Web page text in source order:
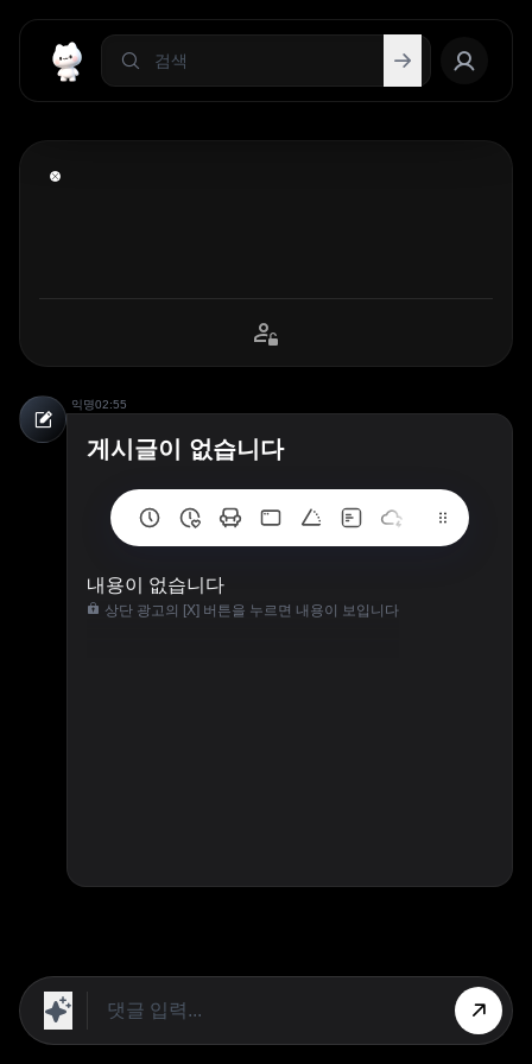
익명02:55
게시글이 없습니다
내용이 없습니다
상단 광고의 [X] 버튼을 누르면 내용이 보입니다